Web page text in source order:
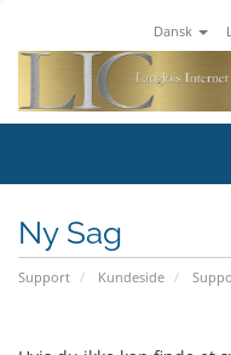
Dansk
Ny Sag
Support Kundeside